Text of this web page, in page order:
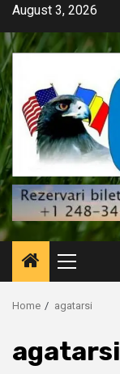
Skip
content
August 3, 2026
Primary
Menu
Home agatarsi
agatarsi